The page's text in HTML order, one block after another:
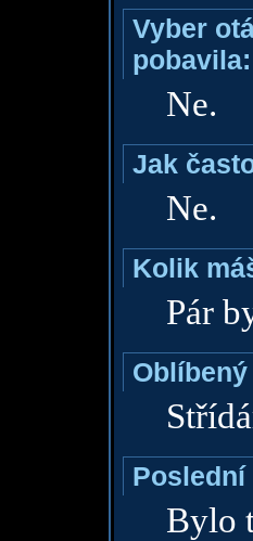
Vyber
pobavila:
Ne.
Jak
Ne.
Kolik
Pár
Bylo